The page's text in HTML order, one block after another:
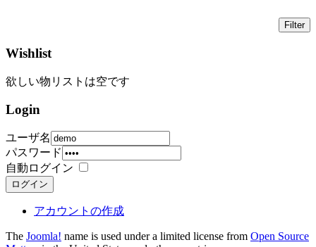
Wishlist
欲しい物リストは空です
Login
ユーザ名
パスワード
自動ログイン
ログイン
アカウントの作成
The Joomla! name is used under a limited license from Open Source